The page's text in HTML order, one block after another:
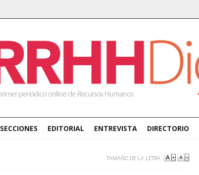
SECCIONES EDITORIAL ENTREVISTA DIRECTORIO
TAMAÑO DE LA LETRA